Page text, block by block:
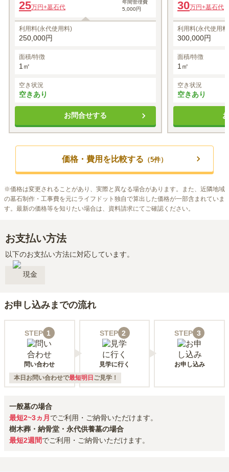
25万円+墓石代
年間管理費
5,000円
利用料(永代使用料)
250,000円
面積/特徴
1㎡
空き状況
空きあり
お問合せする
30万円+墓石代
利用料(永代使用
300,000円
面積/特徴
1㎡
空き状況
空きあり
価格・費用を比較する （5件）
※価格は変更されることがあり、実際と異なる場合があります。また、近隣地域
の墓石制作・工事費を元にライフドット独自で算出した価格が一部含まれていま
す。最新の価格等を知りたい場合は、資料請求にてご確認ください。
お支払い方法
以下のお支払い方法に対応しています。
現金
お申し込みまでの流れ
STEP 1
問い合わせ
STEP 2
見学に行く
STEP 3
お申し込み
本日お問い合わせで最短明日 ご見学！
一般墓の場合
最短2~3ヵ月 でご利用・ご納骨いただけます。
樹木葬・納骨堂・永代供養墓の場合
最短2週間でご利用・ご納骨いただけます。